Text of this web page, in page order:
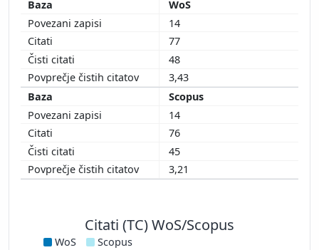
WoS
14
77
48
3,43
Scopus
14
76
45
3,21
Citati (TC) WoS/Scopus
WoS Scopus